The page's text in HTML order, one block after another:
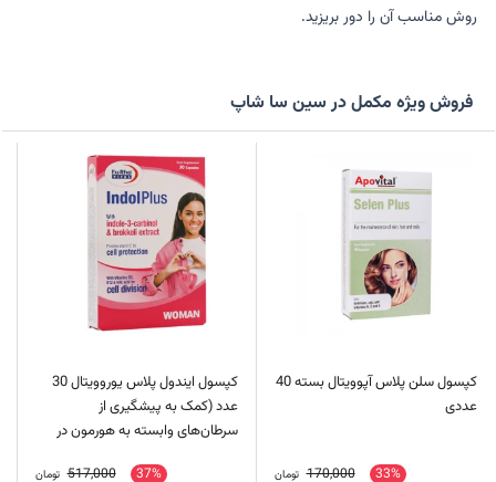
روش مناسب آن را دور بریزید.
فروش ویژه مکمل در سین سا شاپ
کپسول سلن پلاس آپوویتال بسته 40
عددی
33%
170,000 تومان
کپسول ایندول پلاس یوروویتال 30
عدد (کمک به پیشگیری از
سرطان‌های وابسته به هورمون در
37%
517,000 تومان